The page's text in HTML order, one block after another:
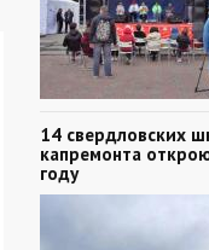
14 свердловских
капремонта
году